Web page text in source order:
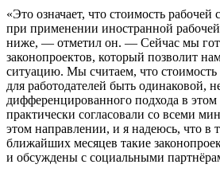
«Это означает, что стоимость рабочей
при применении иностранной
ниже, — отметил он. — Сейчас мы
законопроектов, который позволит
ситуацию. Мы считаем, что
для работодателей быть одинаковой,
дифференцированного подхода в
практически согласовали со всеми
этом направлении, и я надеюсь, что в
ближайших месяцев такие
и обсуждены с социальными